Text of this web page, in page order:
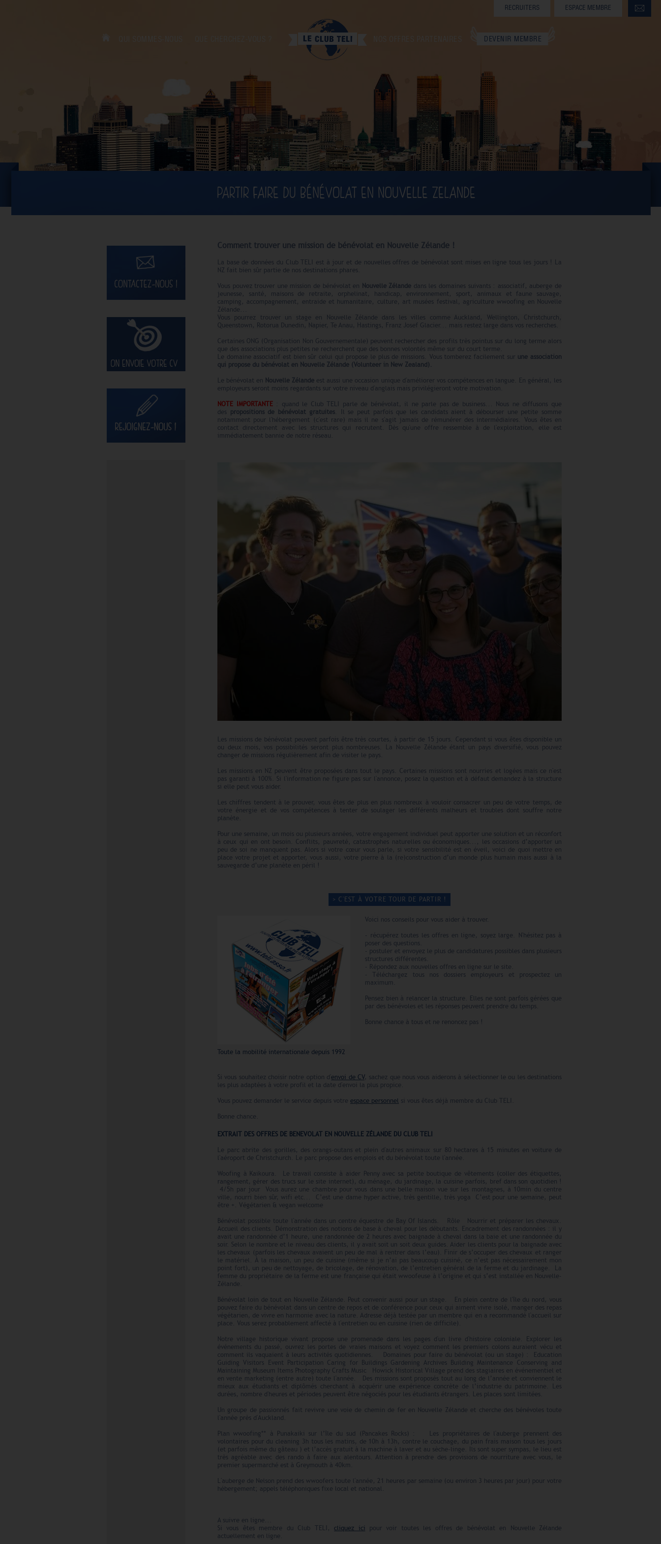
DEVENIR MEMBRE
RECRUITERS ESPACE MEMBRE
PARTIR FAIRE DU BÉNÉVOLAT EN NOUVELLE ZELANDE
Comment trouver une mission de bénévolat en Nouvelle Zélande !
La base de données du Club TELI est à jour et de nouvelles offres de bénévolat sont mises en ligne tous les jours ! La
NZ fait bien sûr partie de nos destinations phares.
Vous pouvez trouver une mission de bénévolat en Nouvelle Zélande dans les domaines suivants : associatif, auberge de
jeunesse, santé, maisons de retraite, orphelinat, handicap, environnement, sport, animaux et faune sauvage,
camping, accompagnement, entraide et humanitaire, culture, art musées festival, agriculture wwoofing en Nouvelle
Zélande...
Vous pourrez trouver un stage en Nouvelle Zélande dans les villes comme Auckland, Wellington, Christchurch,
Queenstown, Rotorua Dunedin, Napier, Te Anau, Hastings, Franz Josef Glacier... mais restez large dans vos recherches.
Certaines ONG (Organisation Non Gouvernementale) peuvent rechercher des profils très pointus sur du long terme alors
que des associations plus petites ne recherchent que des bonnes volontés même sur du court terme.
Le domaine associatif est bien sûr celui qui propose le plus de missions. Vous tomberez facilement sur une association
qui propose du bénévolat en Nouvelle Zélande (Volunteer in New Zealand).
Le bénévolat en Nouvelle Zélande est aussi une occasion unique d'améliorer vos compétences en langue. En général, les
employeurs seront moins regardants sur votre niveau d'anglais mais privilégieront votre motivation.
NOTE IMPORTANTE : quand le Club TELI parle de bénévolat, il ne parle pas de business... Nous ne diffusons que
des propositions de bénévolat gratuites. Il se peut parfois que les candidats aient à débourser une petite somme
notamment pour l'hébergement (c'est rare) mais il ne s'agit jamais de rémunérer des intermédiaires. Vous êtes en
contact directement avec les structures qui recrutent. Dès qu'une offre ressemble à de l'exploitation, elle est
immédiatement bannie de notre réseau.
Les missions de bénévolat peuvent parfois être très courtes, à partir de 15 jours. Cependant si vous êtes disponible un
ou deux mois, vos possibilités seront plus nombreuses. La Nouvelle Zélande étant un pays diversifié, vous pouvez
changer de missions régulièrement afin de visiter le pays.
Les missions en NZ peuvent être proposées dans tout le pays. Certaines missions sont nourries et logées mais ce n'est
pas garanti à 100%. Si l'information ne figure pas sur l'annonce, posez la question et à défaut demandez à la structure
si elle peut vous aider.
Les chiffres tendent à le prouver, vous êtes de plus en plus nombreux à vouloir consacrer un peu de votre temps, de
votre énergie et de vos compétences à tenter de soulager les différents malheurs et troubles dont souffre notre
planète.
Pour une semaine, un mois ou plusieurs années, votre engagement individuel peut apporter une solution et un réconfort
à ceux qui en ont besoin. Conflits, pauvreté, catastrophes naturelles ou économiques..., les occasions d’apporter un
peu de soi ne manquent pas. Alors si votre cœur vous parle, si votre sensibilité est en éveil, voici de quoi mettre en
place votre projet et apporter, vous aussi, votre pierre à la (re)construction d’un monde plus humain mais aussi à la
sauvegarde d’une planète en péril !
> C'EST À VOTRE TOUR DE PARTIR !
Toute la mobilité internationale depuis 1992
Voici nos conseils pour vous aider à trouver.
- récupérez toutes les offres en ligne, soyez large. N'hésitez pas à
poser des questions.
- postuler et envoyez le plus de candidatures possibles dans plusieurs
structures différentes.
- Répondez aux nouvelles offres en ligne sur le site.
- Téléchargez tous nos dossiers employeurs et prospectez un
maximum.
Pensez bien à relancer la structure. Elles ne sont parfois gérées que
par des bénévoles et les réponses peuvent prendre du temps.
Bonne chance à tous et ne renoncez pas !
Si vous souhaitez choisir notre option d' envoi de CV, sachez que nous vous aiderons à sélectionner le ou les destinations
les plus adaptées à votre profil et la date d'envoi la plus propice.
Vous pouvez demander le service depuis votre espace personnel si vous êtes déjà membre du Club TELI.
Bonne chance.
EXTRAIT DES OFFRES DE BENEVOLAT EN NOUVELLE ZÉLANDE DU CLUB TELI
Le parc abrite des gorilles, des orangs-outans et plein d'autres animaux sur 80 hectares à 15 minutes en voiture de
l'aéroport de Christchurch. Le parc propose des emplois et du bénévolat toute l'année.
Woofing à Kaikoura. Le travail consiste à aider Penny avec sa petite boutique de vêtements (coller des étiquettes,
rangement, gérer des trucs sur le site internet), du ménage, du jardinage, la cuisine parfois, bref dans son quotidien !
4/5h par jour Vous aurez une chambre pour vous dans une belle maison vue sur les montagnes, à 10min du centre
ville, nourri bien sûr, wifi etc... C’est une dame hyper active, très gentille, très yoga C’est pour une semaine, peut
être +. Végétarien & vegan welcome
Bénévolat possible toute l'année dans un centre équestre de Bay Of Islands. Rôle Nourrir et préparer les chevaux.
Accueil des clients. Démonstration des notions de base à cheval pour les débutants. Encadrement des randonnées : il y
avait une randonnée d’1 heure, une randonnée de 2 heures avec baignade à cheval dans la baie et une randonnée du
soir. Selon le nombre et le niveau des clients, il y avait soit un soit deux guides. Aider les clients pour la baignade avec
les chevaux (parfois les chevaux avaient un peu de mal à rentrer dans l’eau). Finir de s’occuper des chevaux et ranger
le matériel. À la maison, un peu de cuisine (même si je n’ai pas beaucoup cuisiné, ce n’est pas nécessairement mon
point fort), un peu de nettoyage, de bricolage, de rénovation, de l’entretien général de la ferme et du jardinage. La
femme du propriétaire de la ferme est une française qui était wwoofeuse à l’origine et qui s’est installée en Nouvelle-
Zélande.
Bénévolat loin de tout en Nouvelle Zélande. Peut convenir aussi pour un stage. En plein centre de l'île du nord, vous
pouvez faire du bénévolat dans un centre de repos et de conférence pour ceux qui aiment vivre isolé, manger des repas
végétarien, de vivre en harmonie avec la nature. Adresse déjà testée par un membre qui en a recommandé l'accueil sur
place. Vous serez probablement affecté à l'entretien ou en cuisine (rien de difficile).
Notre village historique vivant propose une promenade dans les pages d'un livre d'histoire coloniale. Explorer les
événements du passé, ouvrez les portes de vraies maisons et voyez comment les premiers colons auraient vécu et
comment ils vaquaient à leurs activités quotidiennes. Domaines pour faire du bénévolat (ou un stage) : Education
Guiding Visitors Event Participation Caring for Buildings Gardening Archives Building Maintenance Conserving and
Maintaining Museum Items Photography Crafts Music Howick Historical Village prend des stagiaires en événementiel et
en vente marketing (entre autre) toute l'année. Des missions sont proposés tout au long de l’année et conviennent le
mieux aux étudiants et diplômés cherchant à acquérir une expérience concrète de l’industrie du patrimoine. Les
durées, nombre d'heures et périodes peuvent être négociés pour les étudiants étrangers. Les places sont limitées.
Un groupe de passionnés fait revivre une voie de chemin de fer en Nouvelle Zélande et cherche des bénévoles toute
l'année près d'Auckland.
Plan wwoofing** à Punakaiki sur l’île du sud (Pancakes Rocks) : Les propriétaires de l'auberge prennent des
volontaires pour du cleaning 3h tous les matins, de 10h à 13h, contre le couchage, du pain frais maison tous les jours
(et parfois même du gâteau ) et l’accès gratuit à la machine à laver et au sèche-linge. Ils sont super sympas, le lieu est
très agréable avec des rando à faire aux alentours. Attention à prendre des provisions de nourriture avec vous, le
premier supermarché est à Greymouth à 40km.
L'auberge de Nelson prend des wwoofers toute l'année, 21 heures par semaine (ou environ 3 heures par jour) pour votre
hébergement; appels téléphoniques fixe local et national.
A suivre en ligne...
Si vous êtes membre du Club TELI, cliquez ici pour voir toutes les offres de bénévolat en Nouvelle Zélande
actuellement en ligne.